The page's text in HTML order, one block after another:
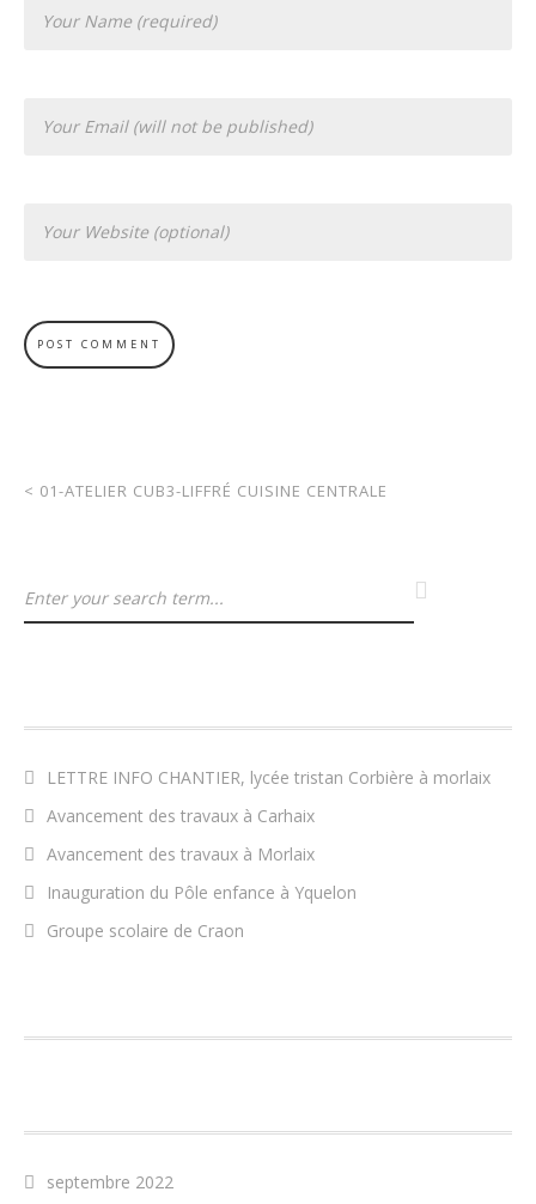
< 01-ATELIER CUB3-LIFFRÉ CUISINE CENTRALE
LETTRE INFO CHANTIER, lycée tristan Corbière à morlaix
Avancement des travaux à Carhaix
Avancement des travaux à Morlaix
Inauguration du Pôle enfance à Yquelon
Groupe scolaire de Craon
septembre 2022